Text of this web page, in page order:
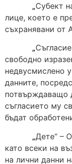
„Субект
лице, което е
съхранявани от
„
свободно
недвусмислено
данните,
потвърждаващо
съгласието му
бъдат
„Дете“ –
като всеки на
на лични данни